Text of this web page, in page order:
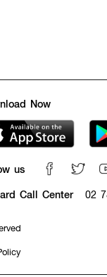
Now
us
Call Center 02